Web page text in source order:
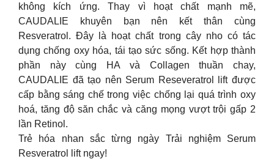
không kích ứng. Thay vì hoạt chất mạnh mẽ,
CAUDALIE khuyên bạn nên kết thân cùng
Resveratrol. Đây là hoạt chất trong cây nho có tác
dụng chống oxy hóa, tái tạo sức sống. Kết hợp thành
phần này cùng HA và Collagen thuần chay,
CAUDALIE đã tạo nên Serum Reseveratrol lift được
cấp bằng sáng chế trong việc chống lại quá trình oxy
hoá, tăng độ săn chắc và căng mọng vượt trội gấp 2
lần Retinol.
Trẻ hóa nhan sắc từng ngày Trải nghiệm Serum
Resveratrol lift ngay!